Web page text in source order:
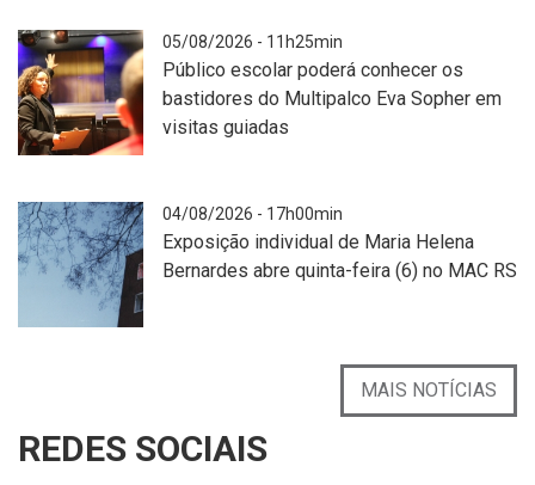
A
imagem
mostra
uma
apresentação
uma
grande
orquestra
sinfônica
acompanhada
um
Fotografia
realizada
no
interior
pessoa
05/08/2026 - 11h25min
Público escolar poderá conhecer os
bastidores do Multipalco Eva Sopher em
visitas guiadas
uma
04/08/2026 - 17h00min
Exposição individual de Maria Helena
Bernardes abre quinta-feira (6) no MAC RS
MAIS NOTÍCIAS
REDES SOCIAIS